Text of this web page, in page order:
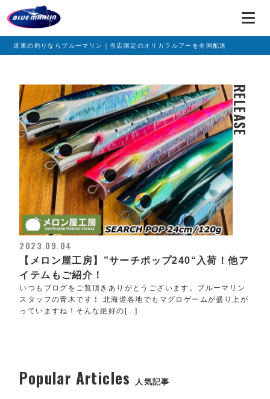
道東の釣りならブルーマリン｜当店限定のオリカラルアーを全国配送
RELEASE
2023.09.04
【メロン屋工房】”サーチポップ240“入荷！他ア
イテムもご紹介！
いつもブログをご覧頂きありがとうございます。ブルーマリン
スタッフの青木です！ 北海道各地でもマグロゲームが盛り上が
っていますね！そんな絶好の[...]
Popular Articles 人気記事